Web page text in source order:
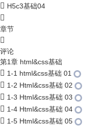
H5c3基础04
章节
评论
第1章 html&css基础
1-1 html&css基础 01
1-2 Html&css基础 02
1-3 Html&css基础 03
1-4 Html&css基础 04
1-5 Html&css基础 05